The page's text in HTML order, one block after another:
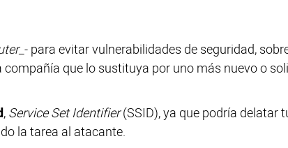
- para evitar vulnerabilidades de seguridad,
que lo sustituya por uno más nuevo o
,Service Set Identifier(SSID), ya que podría delatar
la tarea al atacante.